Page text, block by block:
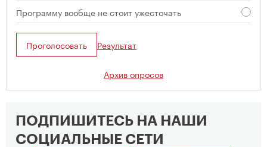
Программу вообще не стоит ужесточать
Проголосовать Результат
Архив опросов
ПОДПИШИТЕСЬ НА НАШИ
СОЦИАЛЬНЫЕ СЕТИ